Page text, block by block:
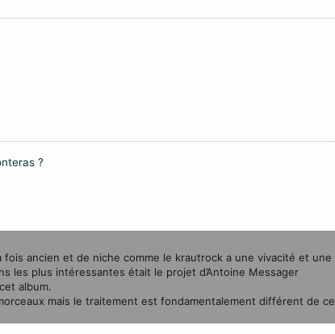
?
fois ancien et de niche comme le krautrock a une vivacité et une
les plus intéressantes était le projet d’Antoine Messager
album.
mais le traitement est fondamentalement différent de ce